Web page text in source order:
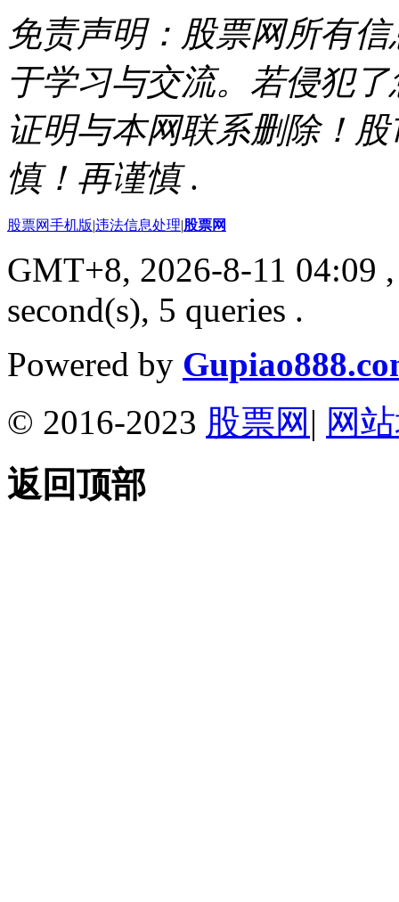
免责声明：股票网所有
于学习与交流。若侵犯
证明与本网联系删除！
慎！再谨慎 .
股票网手机版|违法信息处理|股票网
GMT+8, 2026-8-11 04:09
second(s), 5 queries .
Powered by
© 2016-2023 股票网 | 网
返回顶部